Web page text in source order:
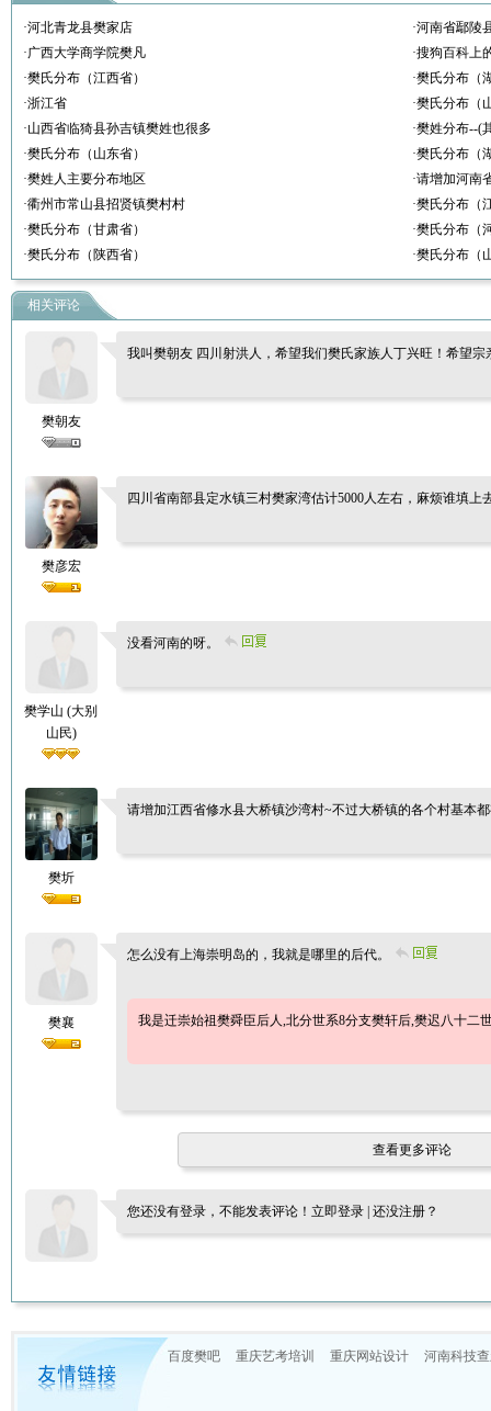
·河北青龙县樊家店
·河南省鄢陵
·广西大学商学院樊凡
·搜狗百科上
·樊氏分布（江西省）
·樊氏分布（
·浙江省
·樊氏分布（
·山西省临猗县孙吉镇樊姓也很多
·樊姓分布--(
·樊氏分布（山东省）
·樊氏分布（
·樊姓人主要分布地区
·请增加河南
·衢州市常山县招贤镇樊村村
·樊氏分布（
·樊氏分布（甘肃省）
·樊氏分布（
·樊氏分布（陕西省）
·樊氏分布（
相关评论
樊朝友
我叫樊朝友 四川射洪人，希望我们樊氏家族人丁兴旺！希望
樊彦宏
四川省南部县定水镇三村樊家湾估计5000人左右，麻烦谁填
樊学山 (大别
山民)
没看河南的呀。
樊圻
请增加江西省修水县大桥镇沙湾村~不过大桥镇的各个村基本
樊襄
怎么没有上海崇明岛的，我就是哪里的后代。
我是迁崇始祖樊舜臣后人,北分世系8分支樊轩后,樊迟八十二
查看更多评论
您还没有登录，不能发表评论！ 立即登录 还没注册？
百度樊吧 重庆艺考培训 重庆网站设计 河南科技